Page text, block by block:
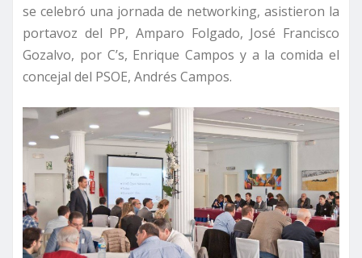
se celebró una jornada de networking, asistieron la
portavoz del PP, Amparo Folgado, José Francisco
Gozalvo, por C’s, Enrique Campos y a la comida el
concejal del PSOE, Andrés Campos.